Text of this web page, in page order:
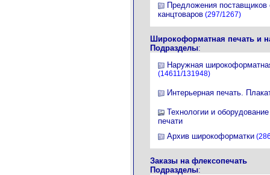
Предложения поставщиков
канцтоваров (297/1267)
Широкоформатная печать и
Подразделы:
Наружная
(14611/131948)
Интерьерная печать.
Технологии и
печати
Архив широкоформатки
Заказы на флексопечать
Подразделы: